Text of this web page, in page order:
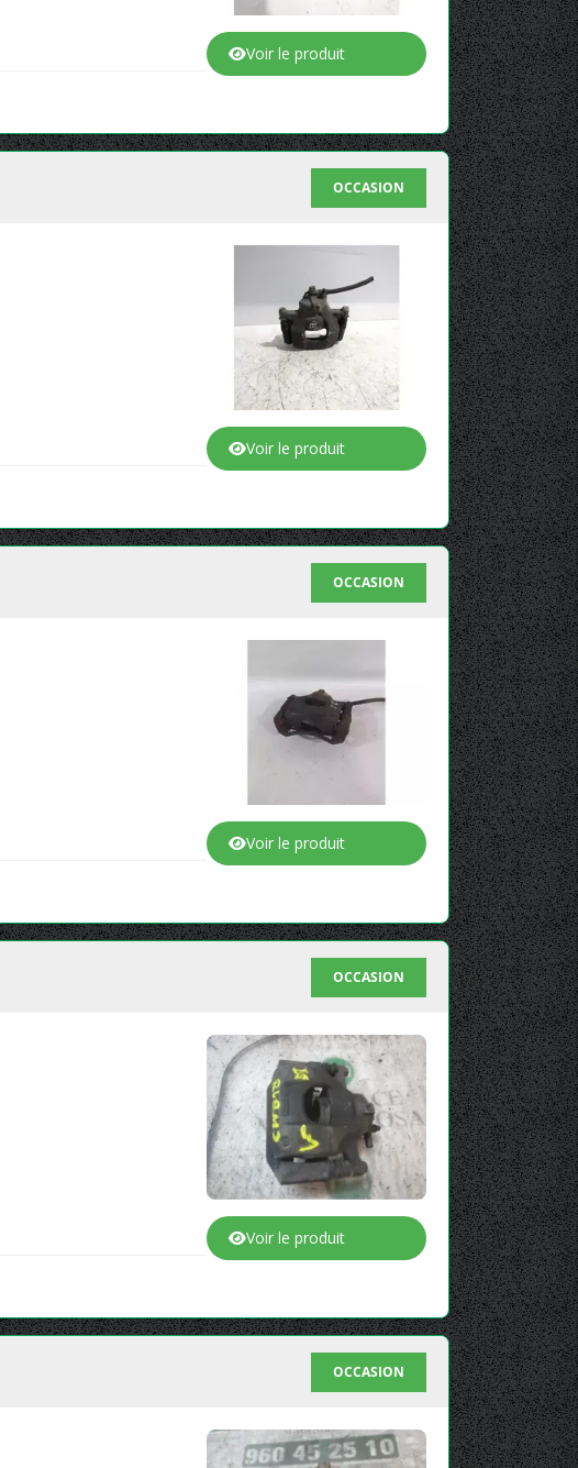
Voir le produit
OCCASION
Voir le produit
OCCASION
Voir le produit
OCCASION
Voir le produit
OCCASION